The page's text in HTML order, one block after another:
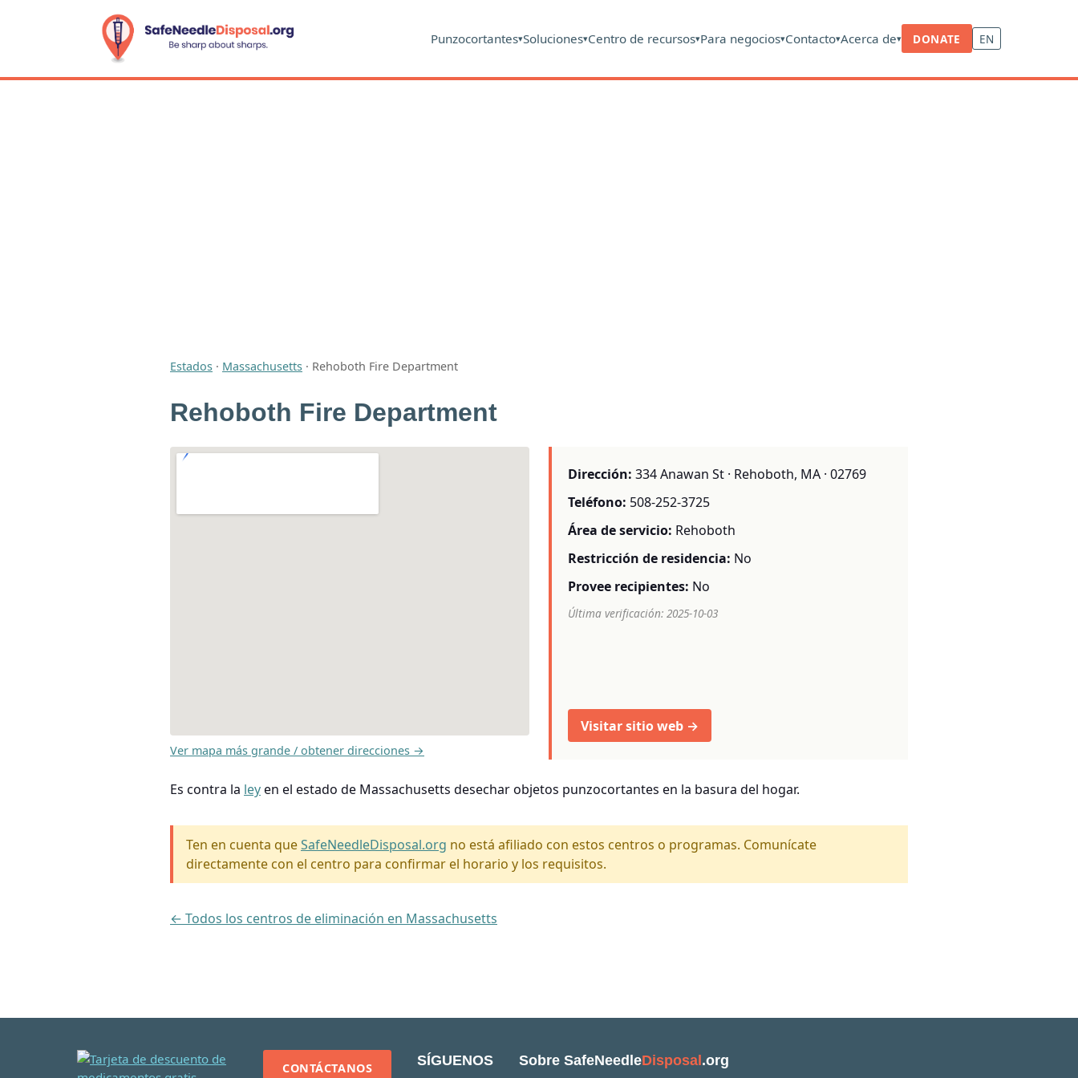
Punzocortantes▾Soluciones▾Centro de recursos▾Para negocios▾Contacto▾Acerca de▾ DONATE EN
Estados · Massachusetts · Rehoboth Fire Department
Rehoboth Fire Department
Ver mapa más grande / obtener direcciones →
Dirección: 334 Anawan St · Rehoboth, MA · 02769
Teléfono: 508-252-3725
Área de servicio: Rehoboth
Restricción de residencia: No
Provee recipientes: No
Última verificación: 2025-10-03
Visitar sitio web →
Es contra la leyen el estado de Massachusetts desechar objetos punzocortantes en la basura del hogar.
Ten en cuenta queSafeNeedleDisposal.org no está afiliado con estos centros o programas. Comunícate
directamente con el centro para confirmar el horario y los requisitos.
← Todos los centros de eliminación en Massachusetts
CONTÁCTANOS SÍGUENOS Sobre SafeNeedleDisposal.org